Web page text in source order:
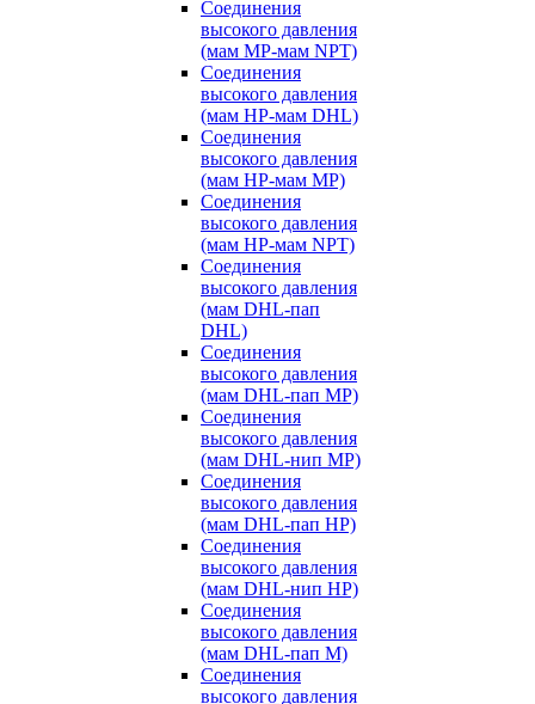
Соединения
высокого давления
(мам MP-мам NPT)
Соединения
высокого давления
(мам HP-мам DHL)
Соединения
высокого давления
(мам HP-мам MP)
Соединения
высокого давления
(мам HP-мам NPT)
Соединения
высокого давления
(мам DHL-пап
DHL)
Соединения
высокого давления
(мам DHL-пап MP)
Соединения
высокого давления
(мам DHL-нип MP)
Соединения
высокого давления
(мам DHL-пап HP)
Соединения
высокого давления
(мам DHL-нип HP)
Соединения
высокого давления
(мам DHL-пап M)
Соединения
высокого давления